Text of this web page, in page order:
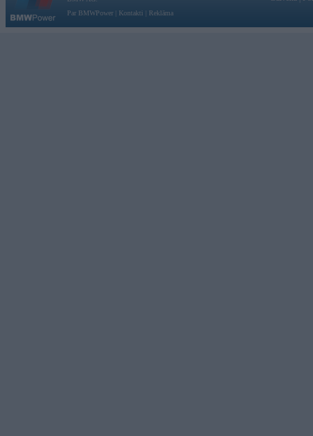
Par BMWPower
Kontakti Reklāma